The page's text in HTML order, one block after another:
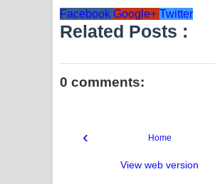
Facebook Google+ Twitter
Related Posts :
0 comments:
‹ Home
View web version